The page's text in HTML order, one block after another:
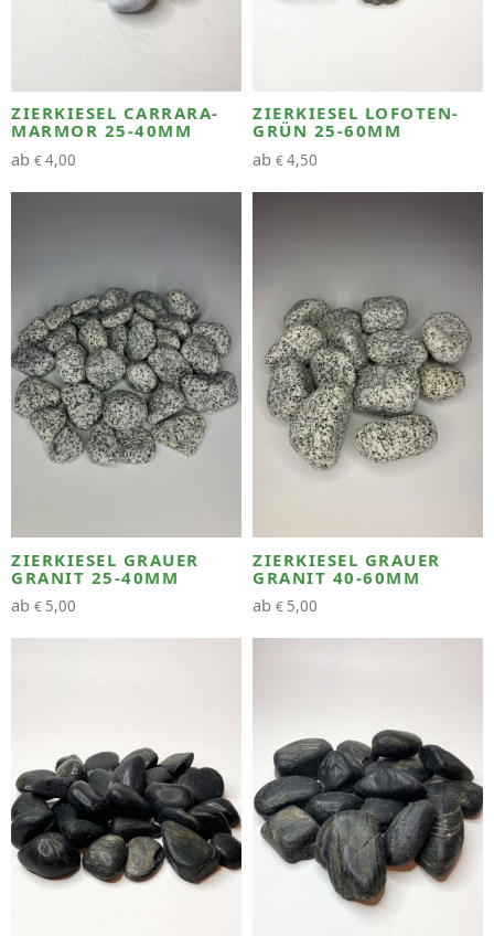
ZIERKIESEL CARRARA-
MARMOR 25-40MM
ab €4,00
ZIERKIESEL LOFOTEN-
GRÜN 25-60MM
ab €4,50
ZIERKIESEL GRAUER
GRANIT 25-40MM
ab € 5,00
ZIERKIESEL GRAUER
GRANIT 40-60MM
ab € 5,00